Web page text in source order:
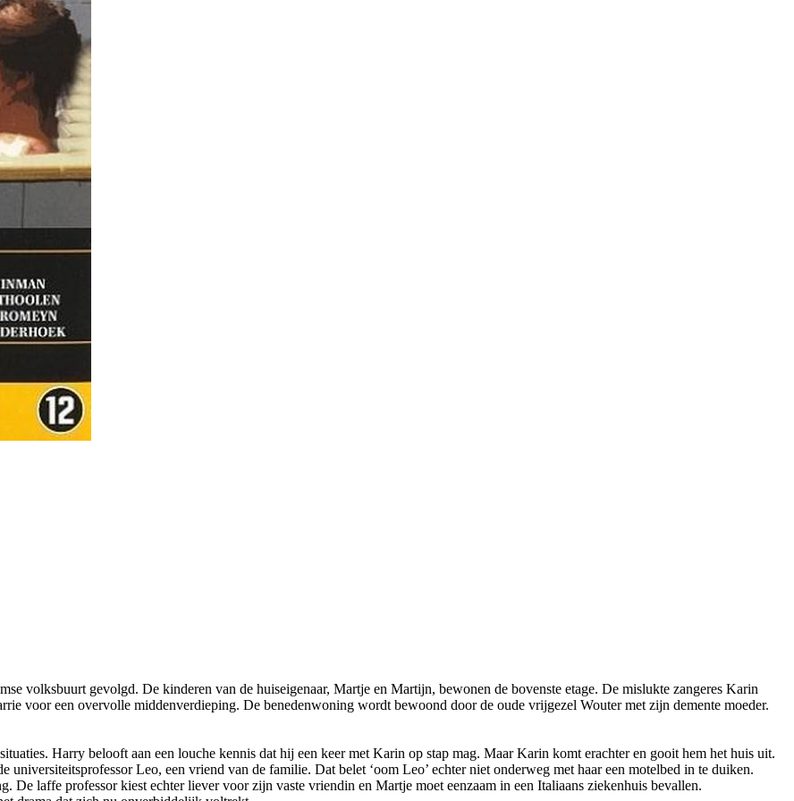
volksbuurt gevolgd. De kinderen van de huiseigenaar, Martje en Martijn, bewonen de bovenste etage. De mislukte zangeres Karin
voor een overvolle middenverdieping. De benedenwoning wordt bewoond door de oude vrijgezel Wouter met zijn demente moeder.
Harry belooft aan een louche kennis dat hij een keer met Karin op stap mag. Maar Karin komt erachter en gooit hem het huis uit.
Leo, een vriend van de familie. Dat belet ‘oom Leo’ echter niet onderweg met haar een motelbed in te duiken.
laffe professor kiest echter liever voor zijn vaste vriendin en Martje moet eenzaam in een Italiaans ziekenhuis bevallen.